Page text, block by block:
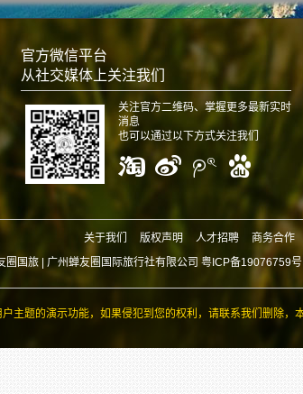
官方微信平台
从社交媒体上关注我们
关注官方二维码、掌握更多最新实时
消息
也可以通过以下方式关注我们
关于我们 版权声明 人才招聘
商务合作
圈国旅 | 广州蝉友圈国际旅行社有限公司 粤ICP备19076759
主题的演示功能，如果侵犯到您的权利，请联系我们删除，